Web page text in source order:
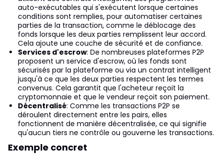
auto-exécutables qui s'exécutent lorsque certaines
conditions sont remplies, pour automatiser certaines
parties de la transaction, comme le déblocage des
fonds lorsque les deux parties remplissent leur accord.
Cela ajoute une couche de sécurité et de confiance.
Services d'escrow: De nombreuses plateformes P2P
proposent un service d'escrow, où les fonds sont
sécurisés par la plateforme ou via un contrat intelligent
jusqu'à ce que les deux parties respectent les termes
convenus. Cela garantit que l'acheteur reçoit la
cryptomonnaie et que le vendeur reçoit son paiement.
Décentralisé: Comme les transactions P2P se
déroulent directement entre les pairs, elles
fonctionnent de manière décentralisée, ce qui signifie
qu'aucun tiers ne contrôle ou gouverne les transactions.
Exemple concret